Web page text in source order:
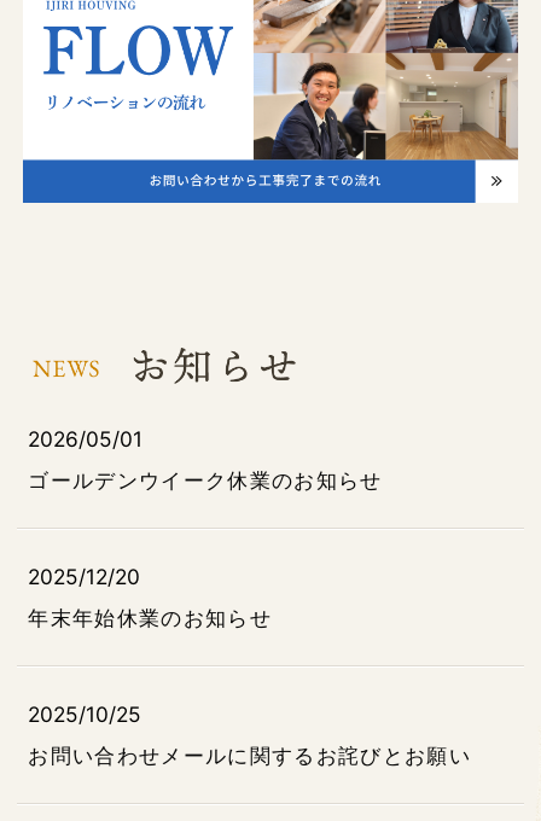
2026/05/01
ゴールデンウイーク休業のお知らせ
2025/12/20
年末年始休業のお知らせ
2025/10/25
お問い合わせメールに関するお詫びとお願い